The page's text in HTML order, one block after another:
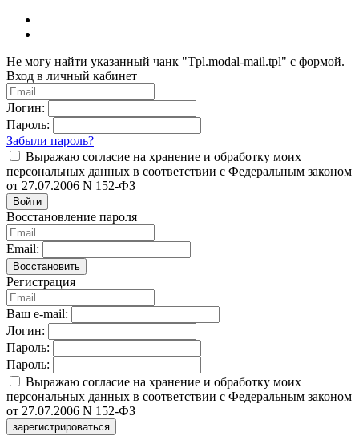
Не могу найти указанный чанк "Tpl.modal-mail.tpl" с формой.
Вход в личный кабинет
Логин:
Пароль:
Забыли пароль?
Выражаю согласие на хранение и обработку моих
персональных данных в соответствии с Федеральным законом
от 27.07.2006 N 152-ФЗ
Войти
Восстановление пароля
Email:
Восстановить
Регистрация
Ваш e-mail:
Логин:
Пароль:
Пароль:
Выражаю согласие на хранение и обработку моих
персональных данных в соответствии с Федеральным законом
от 27.07.2006 N 152-ФЗ
зарегистрироваться